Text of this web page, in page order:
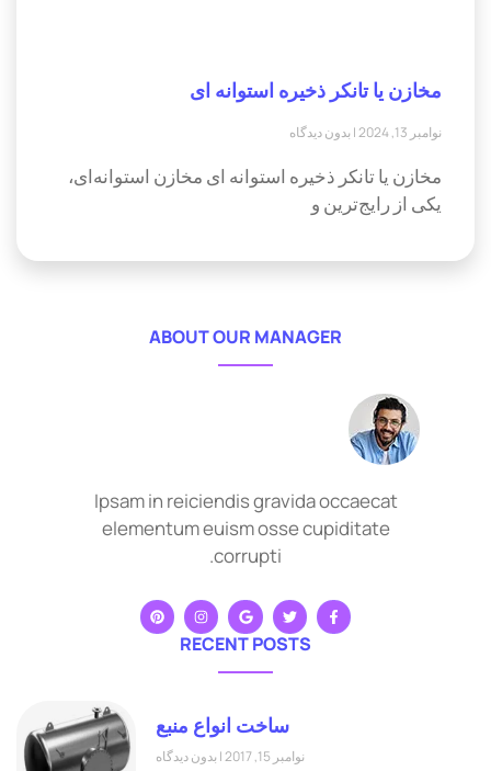
مخازن یا تانکر ذخیره استوانه ای
نوامبر 13, 2024 بدون دیدگاه
مخازن یا تانکر ذخیره استوانه ای مخازن استوانه‌ای،
یکی از رایج‌ترین و
ABOUT OUR MANAGER
Ipsam in reiciendis gravida occaecat
elementum euism osse cupiditate
corrupti.
RECENT POSTS
ساخت انواع منبع
نوامبر 15, 2017 بدون دیدگاه